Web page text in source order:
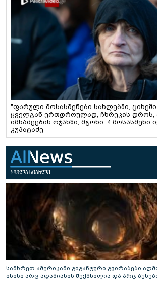
"ფარული მოსასმენები სახლებში,
ყველგან ერთდროულად, ჩხრეკის დროს,
იმნაძეების ოჯახში, მგონი, 4 მოსასმენი
კუპატაძე
სამხრეთ ამერიკაში გიგანტური გვირაბები
ისინი არც ადამიანის შექმნილია და არც